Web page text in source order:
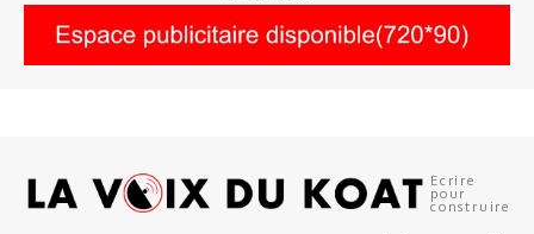
Ecrire
pour
construire